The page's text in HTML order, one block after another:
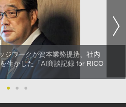
ジワークが資本業務提携、社内
生かした「AI商談記録 for RICO
●
● ●